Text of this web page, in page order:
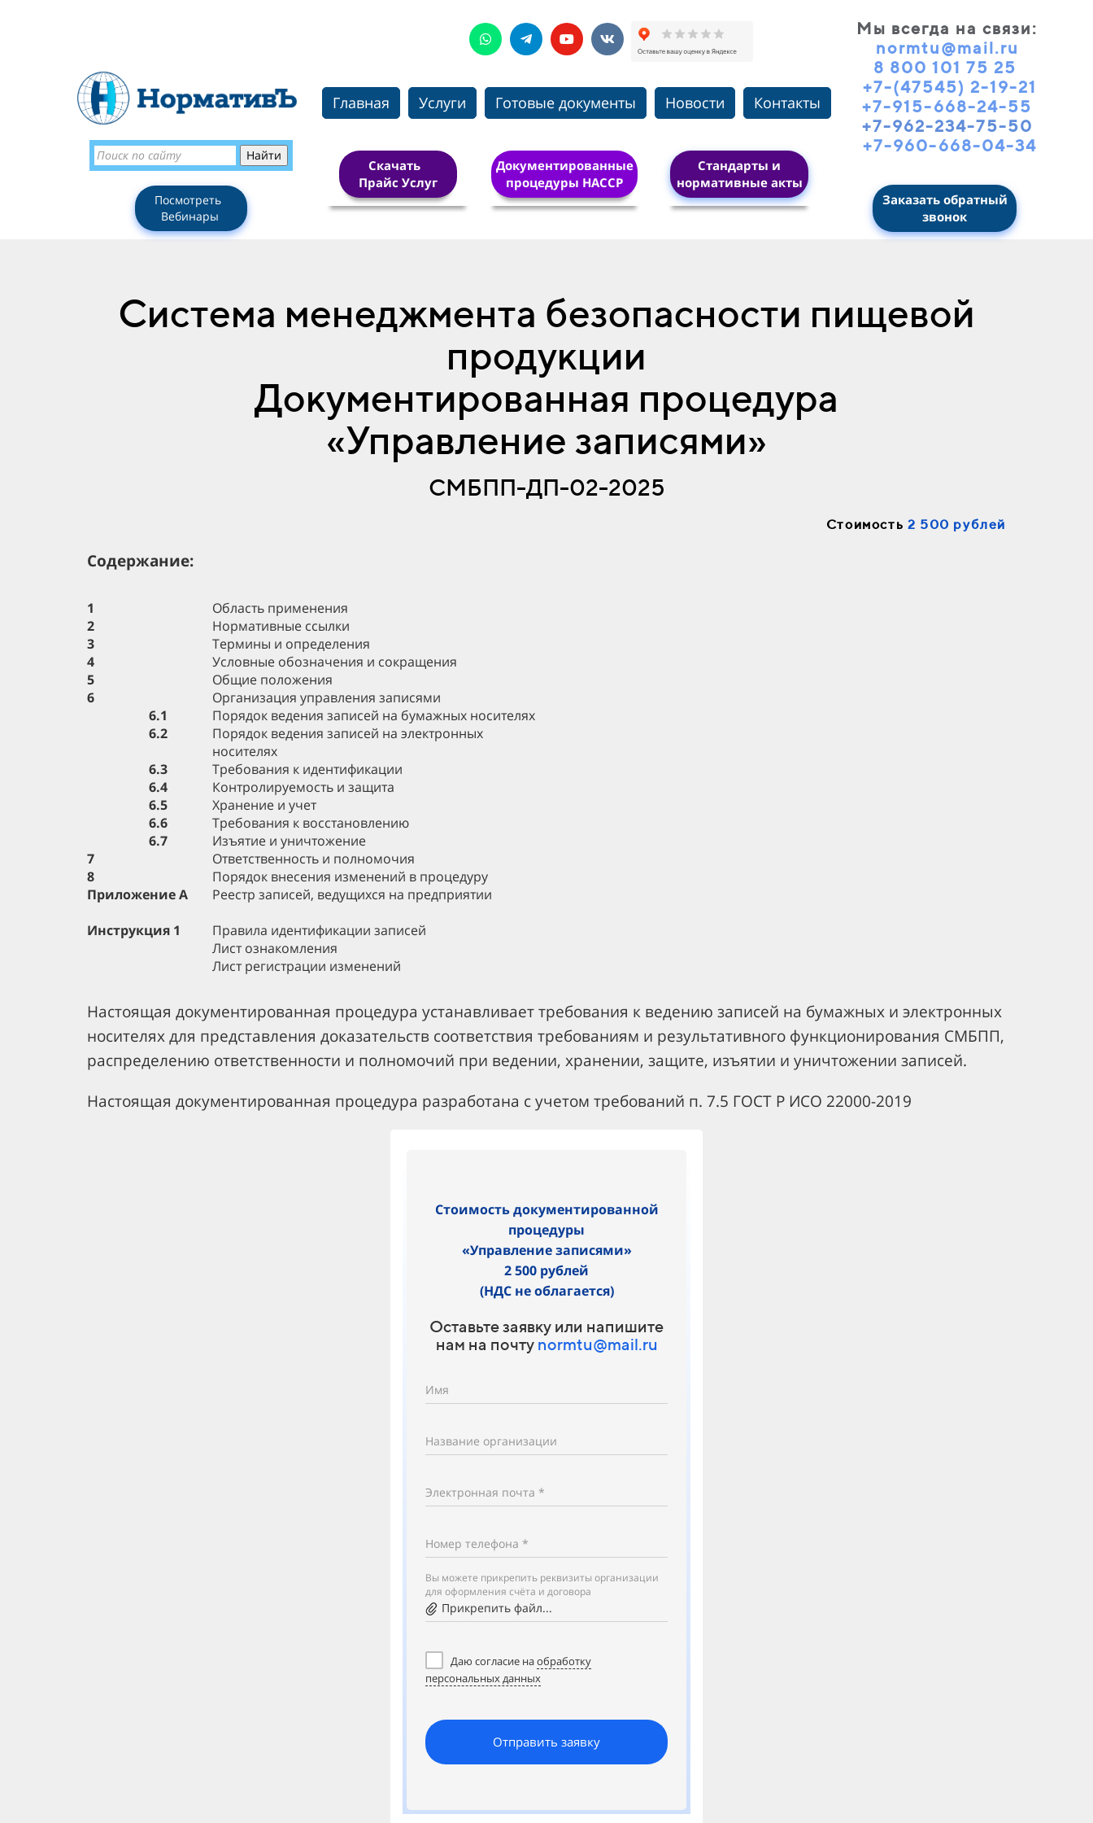
Главная Услуги Готовые документы Новости Контакты
Мы всегда на связи:
normtu@mail.ru
8 800 101 75 25
+7-(47545) 2-19-21
+7-915-668-24-55
+7-962-234-75-50
+7-960-668-04-34
Заказать обратный
звонок
Посмотреть
Вебинары
Скачать
Прайс Услуг
Документированные
процедуры HACCP
Стандарты и
нормативные акты
Система менеджмента безопасности пищевой
продукции
Документированная процедура
«Управление записями»
СМБПП-ДП-02-2025
Стоимость 2 500 рублей
Содержание:
1
Область применения
2
Нормативные ссылки
3
Термины и определения
4
Условные обозначения и сокращения
5
Общие положения
6
Организация управления записями
6.1
Порядок ведения записей на бумажных носителях
6.2
Порядок ведения записей на электронных
носителях
6.3
Требования к идентификации
6.4
Контролируемость и защита
6.5
Хранение и учет
6.6
Требования к восстановлению
6.7
Изъятие и уничтожение
7
Ответственность и полномочия
8
Порядок внесения изменений в процедуру
Приложение А
Реестр записей, ведущихся на предприятии
Инструкция 1
Правила идентификации записей
Лист ознакомления
Лист регистрации изменений
Настоящая документированная процедура устанавливает требования к ведению записей на бумажных и электронных
носителях для представления доказательств соответствия требованиям и результативного функционирования СМБПП,
распределению ответственности и полномочий при ведении, хранении, защите, изъятии и уничтожении записей.
Настоящая документированная процедура разработана с учетом требований п. 7.5 ГОСТ Р ИСО 22000-2019
Стоимость документированной
процедуры
«Управление записями»
2 500 рублей
(НДС не облагается)
Оставьте заявку или напишите
нам на почту normtu@mail.ru
Имя
Название организации
Электронная почта *
Номер телефона *
Вы можете прикрепить реквизиты организации
для оформления счёта и договора
Прикрепить файл...
Даю согласие наобработку
персональных данных
Отправить заявку